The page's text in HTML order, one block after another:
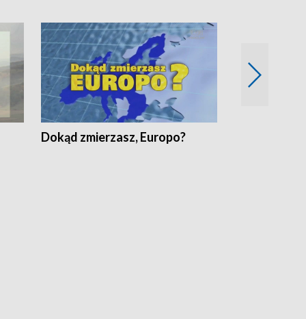
Dokąd zmierzasz, Europo?